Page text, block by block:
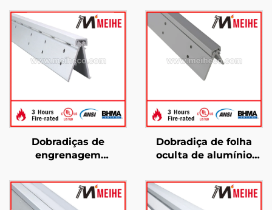
Dobradiças de
engrenagem
oculta YHG005
Dobradiça de folha
oculta de alumínio
contínua YHG014